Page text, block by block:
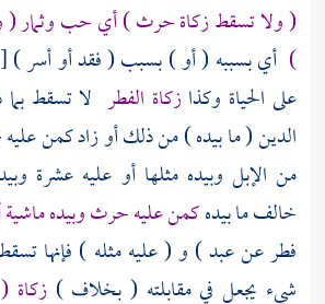
( ولا تسقط زكاة حرث ) أي حب وثمار (
) أي بسببه ( أو ) بسبب ( فقد أو أسر )[
على الحياة وكذازكاة الفطر لا تسقط
الدين ( ما بيده ) من ذلك أو زاد كمن
من الإبل وبيده مثلها أو عليه عشرة
خالف ما بيدهكمن عليه حرث وبيده
فطر عن عبد ) و ( عليه مثله ) فإنها
شيء يجعل في مقابلته ( بخلاف )زكاة